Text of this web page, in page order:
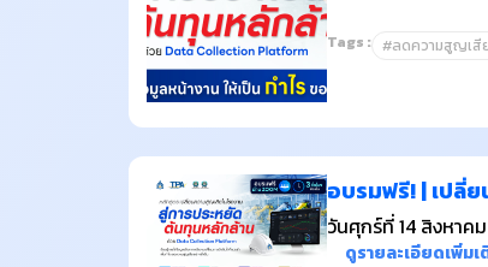
Tags : #ลดความสูญเสีย
อบรมฟรี! | เปลี่
วันศุกร์ที่ 14 สิงหาค
ดูรายละเอียดเพิ่ม